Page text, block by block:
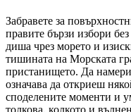
Забравете за
правите бързи избори
диша чрез морето и
тишината на Морската
пристанището. Да
означава да откриеш
споделените моменти и
толкова, колкото и